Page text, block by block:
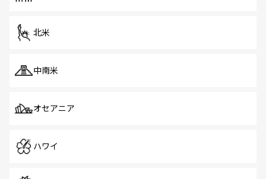
北米
中南米
オセアニア
ハワイ